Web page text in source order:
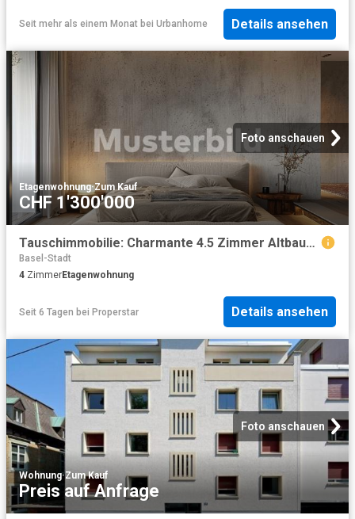
Seit mehr als einem Monat bei Urbanhome Details ansehen
Foto anschauen
Etagenwohnung·Zum Kauf
CHF 1'300'000
Tauschimmobilie: Charmante 4.5 Zimmer Altbauwohnung, modern saniert in Basel
Basel-Stadt
4 ZimmerEtagenwohnung
Seit 6 Tagen bei Properstar Details ansehen
Foto anschauen
Wohnung·Zum Kauf
Preis auf Anfrage